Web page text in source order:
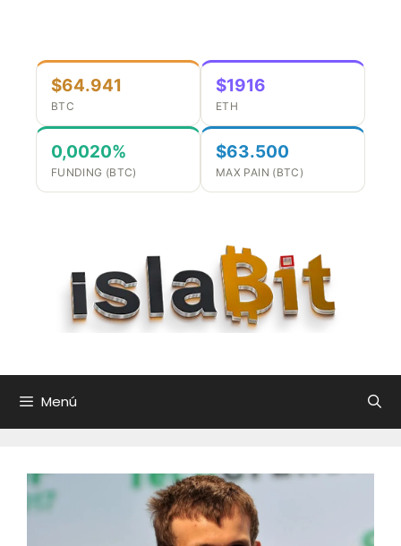
contenido
$64.941
BTC
$1916
ETH
0,0020%
FUNDING (BTC)
$63.500
MAX PAIN (BTC)
Menú